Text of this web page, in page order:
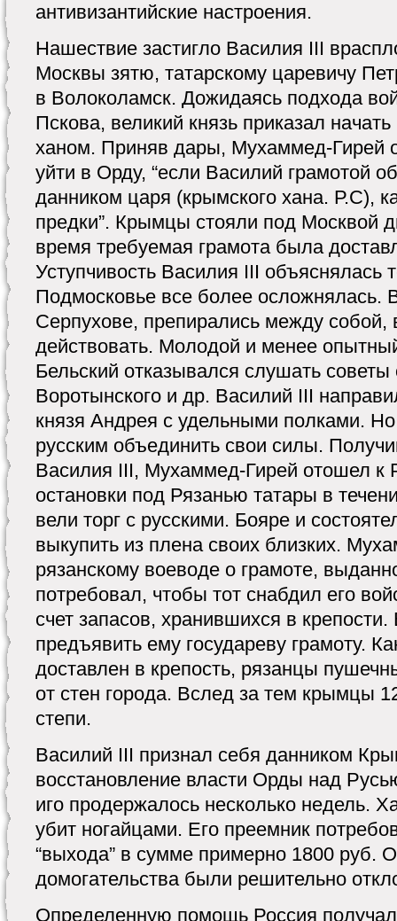
антивизантийские настроения.
Нашествие застигло Василия III
Москвы зятю, татарскому царевичу
в Волоколамск. Дожидаясь подхода
Пскова, великий князь приказал
ханом. Приняв дары, Мухаммед-Гирей
уйти в Орду, “если Василий грамотой
данником царя (крымского хана. Р.С),
предки”. Крымцы стояли под Москвой
время требуемая грамота была
Уступчивость Василия III объяснялась
Подмосковье все более осложнялась.
Серпухове, препирались между собой,
действовать. Молодой и менее
Бельский отказывался слушать
Воротынского и др. Василий III
князя Андрея с удельными полками.
русским объединить свои силы.
Василия III, Мухаммед-Гирей отошел к
остановки под Рязанью татары в
вели торг с русскими. Бояре и
выкупить из плена своих близких.
рязанскому воеводе о грамоте,
потребовал, чтобы тот снабдил его
счет запасов, хранившихся в
предъявить ему государеву грамоту.
доставлен в крепость, рязанцы
от стен города. Вслед за тем крымцы
степи.
Василий III признал себя данником
восстановление власти Орды над
иго продержалось несколько недель.
убит ногайцами. Его преемник
“выхода” в сумме примерно 1800 руб.
домогательства были решительно
Определенную помощь Россия